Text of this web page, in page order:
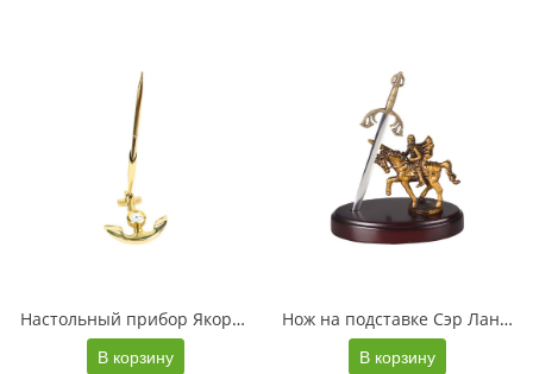
Настольный прибор Якорь, золотистый
В корзину
Нож на подставке Сэр Ланселот, серебристый/золотистый/красное дерево
В корзину